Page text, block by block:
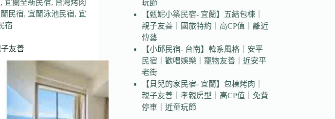
, 宜蘭全新民宿, 台灣烤肉
民宿, 宜蘭泳池民宿, 宜
宿
友善
玩節
【甄妮小築民宿- 宜蘭】五結包棟｜
親子友善｜國旅特約｜高CP值｜離近
傳藝
【小邱民宿- 台南】韓系風格｜安平
民宿｜歡唱娛樂｜寵物友善｜近安平
老街
【貝兒的家民宿- 宜蘭】包棟烤肉｜
親子友善｜孝親房型｜高CP值｜免費
停車｜近童玩節